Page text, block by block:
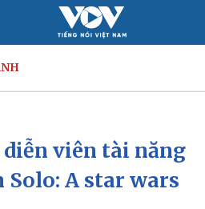
Xã hội
Dự báo thời tiết
viên tài năng
A star wars